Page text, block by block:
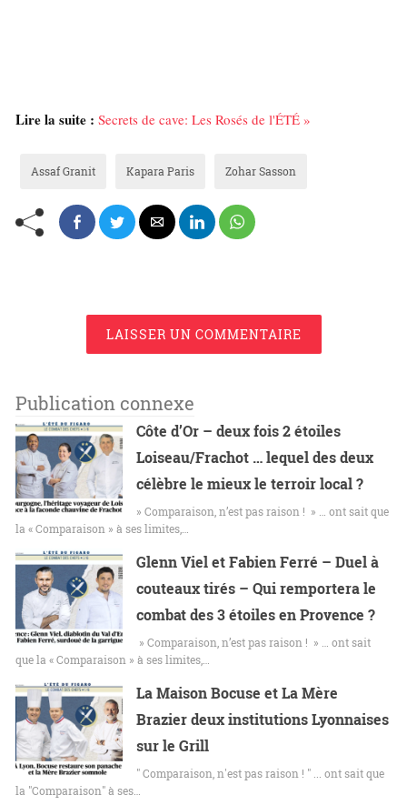
Lire la suite : Secrets de cave: Les Rosés de l'ÉTÉ »
Assaf Granit Kapara Paris Zohar Sasson
LAISSER UN COMMENTAIRE
Publication connexe
Côte d’Or – deux fois 2 étoiles
Loiseau/Frachot … lequel des deux
célèbre le mieux le terroir local ?
» Comparaison, n’est pas raison ! » … ont sait que
la « Comparaison » à ses limites,…
Glenn Viel et Fabien Ferré – Duel à
couteaux tirés – Qui remportera le
combat des 3 étoiles en Provence ?
» Comparaison, n’est pas raison ! » … ont sait
que la « Comparaison » à ses limites,…
La Maison Bocuse et La Mère
Brazier deux institutions Lyonnaises
sur le Grill
" Comparaison, n'est pas raison ! " ... ont sait que
la "Comparaison" à ses…